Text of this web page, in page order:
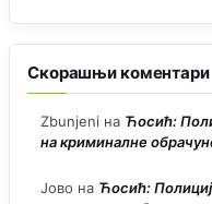
Скорашњи коментари
Zbunjeni на Ћосић:
на криминалне
Јово на Ћосић: